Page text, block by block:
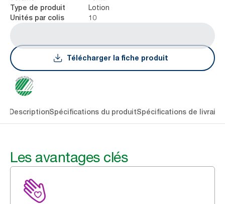
Type de produit Lotion
Unités par colis 10
Télécharger la fiche produit
DescriptionSpécifications du produitSpécifications de
Les avantages clés